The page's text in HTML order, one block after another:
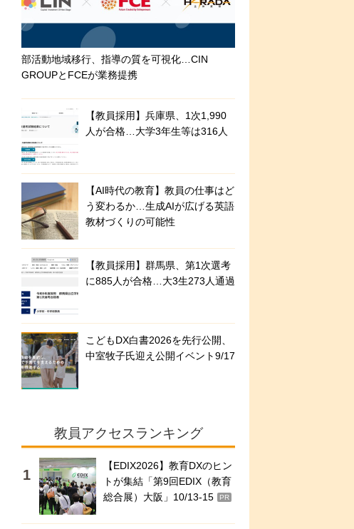
部活動地域移行、指導の質を可視化…CIN
GROUPとFCEが業務提携
【教員採用】兵庫県、1次1,990
人が合格…大学3年生等は316人
【AI時代の教育】教員の仕事はど
う変わるか…生成AIが広げる英語
教材づくりの可能性
【教員採用】群馬県、第1次選考
に885人が合格…大3生273人通過
こどもDX白書2026を先行公開、
中室牧子氏迎え公開イベント9/17
教員アクセスランキング
【EDIX2026】教育DXのヒン
トが集結「第9回EDIX（教育
総合展）大阪」10/13-15
PR